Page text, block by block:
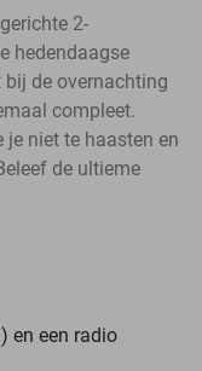
2-
hedendaagse
de overnachting
compleet.
niet te haasten en
de ultieme
en een radio